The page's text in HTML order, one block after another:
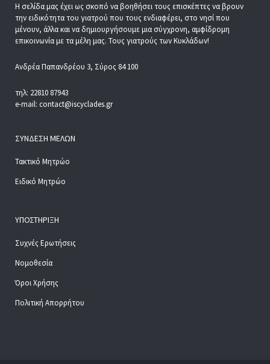
Η σελίδα μας έχει ως σκοπό να βοηθήσει τους επισκέπτες να βρουν
την ειδικότητα του γιατρού που τους ενδιαφέρει, στο νησί που
μένουν, άλλα και να δημιουργήσουμε μια σύγχρονη, αμφίδρομη
επικοινωνία με τα μέλη μας. Τους γιατρούς των Κυκλάδων!
Ανδρέα Παπανδρέου 3, Σύρος 84 100
τηλ: 22810 87943
e-mail: contact@iscyclades.gr
ΣΎΝΔΕΣΗ ΜΕΛΏΝ
Τακτικό Μητρώο
Ειδικό Μητρώο
ΥΠΟΣΤΉΡΙΞΗ
Συχνές Ερωτήσεις
Νομοθεσία
Όροι Χρήσης
Πολιτική Απορρήτου